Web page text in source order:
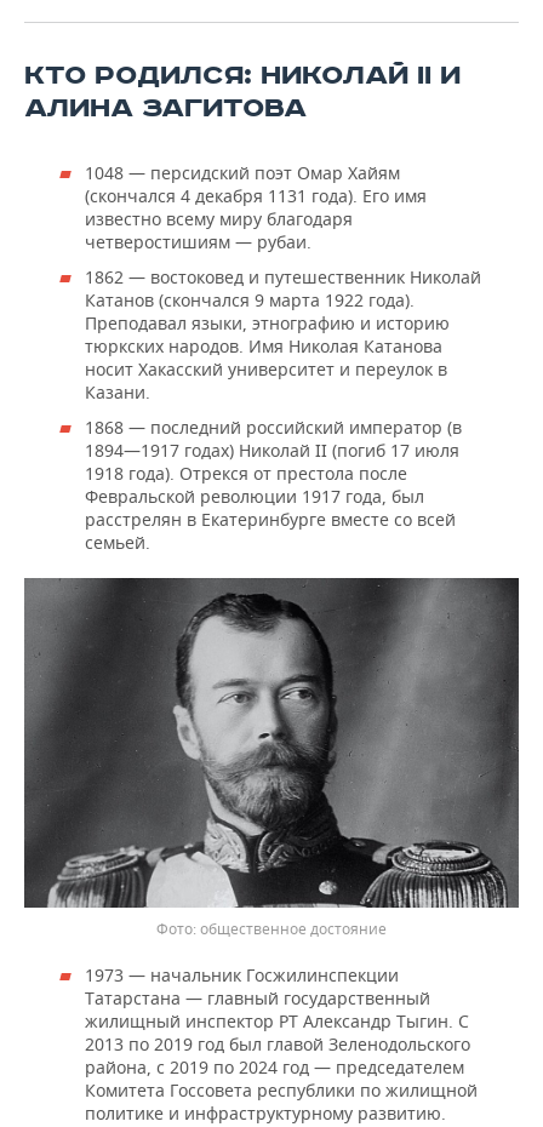
ХОККЕЙ С МЯЧОМ
ПРОИСШЕСТВИЯ
КТО РОДИЛСЯ: НИКОЛАЙ II И
АЛИНА ЗАГИТОВА
1048 — персидский поэт Омар Хайям
(скончался 4 декабря 1131 года). Его имя
известно всему миру благодаря
четверостишиям — рубаи.
1862 — востоковед и путешественник Николай
Катанов (скончался 9 марта 1922 года).
Преподавал языки, этнографию и историю
тюркских народов. Имя Николая Катанова
носит Хакасский университет и переулок в
Казани.
1868 — последний российский император (в
1894—1917 годах) Николай II (погиб 17 июля
1918 года). Отрекся от престола после
Февральской революции 1917 года, был
расстрелян в Екатеринбурге вместе со всей
семьей.
общественное достояние
1973 — начальник Госжилинспекции
Татарстана — главный государственный
жилищный инспектор РТ Александр Тыгин. С
2013 по 2019 год был главой Зеленодольского
района, с 2019 по 2024 год — председателем
Комитета Госсовета республики по жилищной
политике и инфраструктурному развитию.